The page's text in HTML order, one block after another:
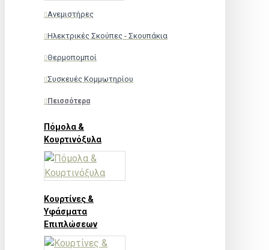
Ανεμιστήρες
Ηλεκτρικές Σκούπες - Σκουπάκια
Θερμοπομποί
Συσκευές Κομμωτηρίου
Πεισσότερα
Πόμολα &
Κουρτινόξυλα
Κουρτίνες &
Υφάσματα
Επιπλώσεων